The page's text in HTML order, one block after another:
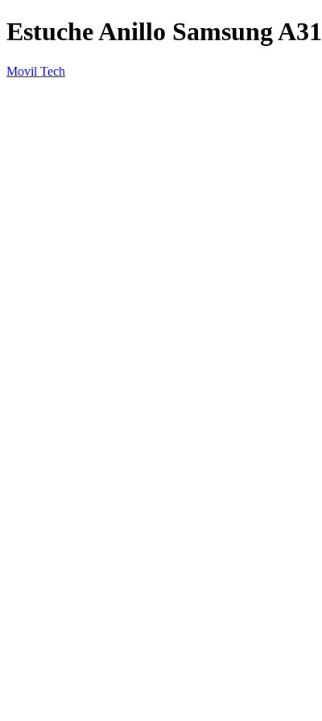
Estuche Anillo Samsung A31
Movil Tech